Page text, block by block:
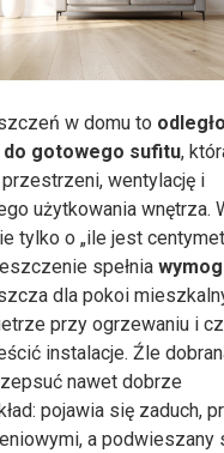
w domu to
do gotowego sufitu,
wentylację i
użytkowania wnętrza.
tylko o „ile jest
spełnia
dla pokoi
przy ogrzewaniu i
instalacje. Źle
nawet dobrze
pojawia się zaduch,
a podwieszany